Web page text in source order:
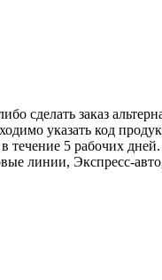
сделать заказ
указать код
5 рабочих
линии, Экспресс-